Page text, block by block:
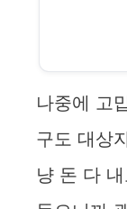
나중에 고
구도 대상
냥 돈 다